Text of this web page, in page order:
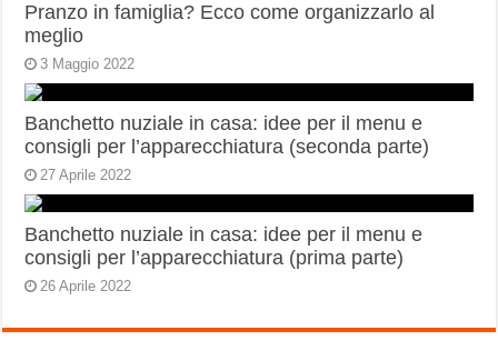
Pranzo in famiglia? Ecco come organizzarlo al
meglio
3 Maggio 2022
Banchetto nuziale in casa: idee per il menu e
consigli per l’apparecchiatura (seconda parte)
27 Aprile 2022
Banchetto nuziale in casa: idee per il menu e
consigli per l’apparecchiatura (prima parte)
26 Aprile 2022